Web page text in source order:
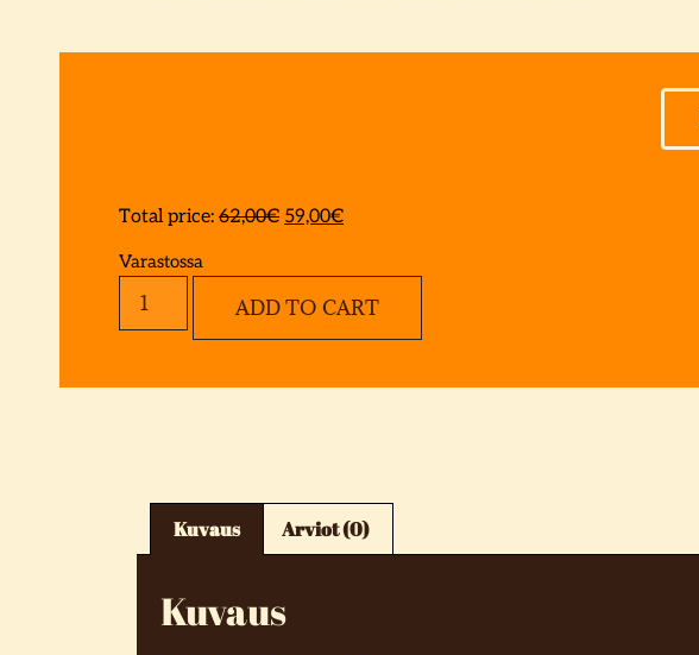
Total price: 62,00€ 59,00€
Varastossa
ADD TO CART
Kuvaus Arviot (0)
Kuvaus